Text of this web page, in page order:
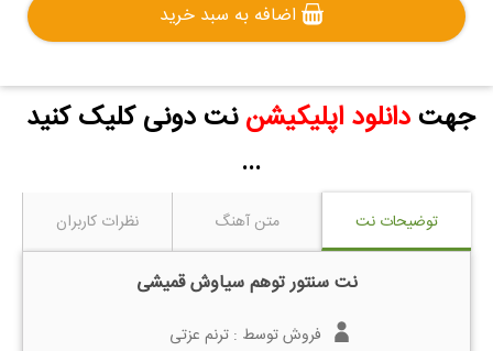
اضافه به سبد خرید
جهتدانلود اپلیکیشن نت دونی کلیک کنید
...
توضیحات نت متن آهنگ نظرات کاربران
نت سنتور توهم سیاوش قمیشی
فروش توسط : ترنم عزتی